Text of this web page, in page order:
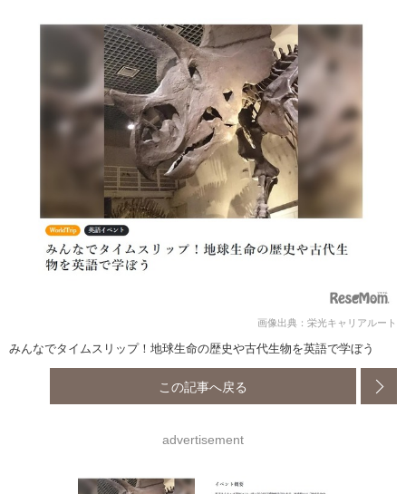
画像出典：栄光キャリアルート
みんなでタイムスリップ！地球生命の歴史や古代生物を英語で学ぼう
この記事へ戻る
advertisement